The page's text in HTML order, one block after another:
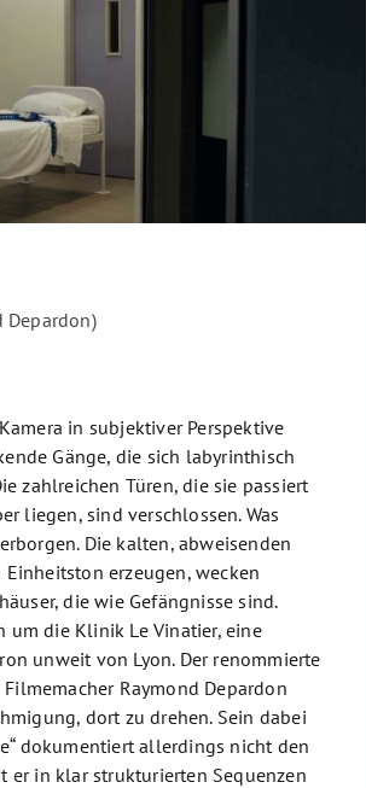
Depardon)
in subjektiver Perspektive
Gänge, die sich labyrinthisch
zahlreichen Türen, die sie passiert
liegen, sind verschlossen. Was
Die kalten, abweisenden
erzeugen, wecken
die wie Gefängnisse sind.
um die Klinik Le Vinatier, eine
unweit von Lyon. Der renommierte
Raymond Depardon
dort zu drehen. Sein dabei
dokumentiert allerdings nicht den
er in klar strukturierten Sequenzen